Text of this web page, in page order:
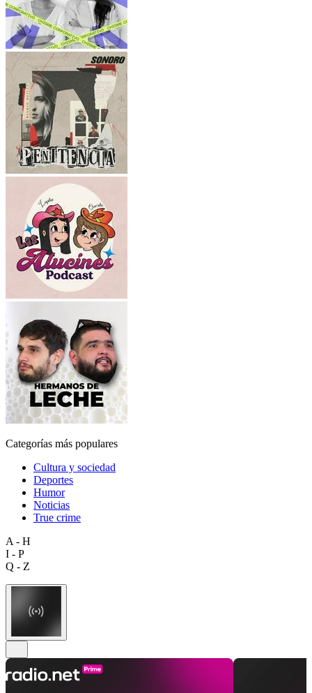
Categorías más populares
Cultura y sociedad
Deportes
Humor
Noticias
True crime
A - H
I - P
Q - Z